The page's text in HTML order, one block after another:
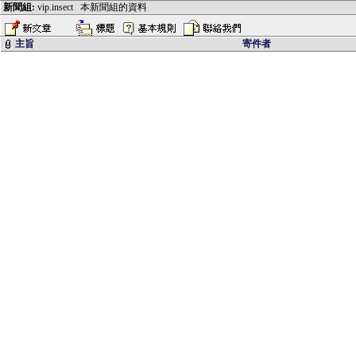
新聞組: vip.insect 本新聞組的資料
主旨 寄件者